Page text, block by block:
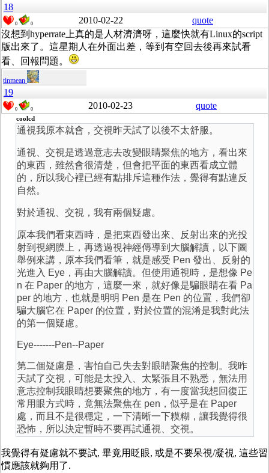
18
0 0 2010-02-22
quote
沒想到hyperrate上真的是人材濟濟呀，這麼快就有Linux的script
版出來了。這星期人在外面出差，等到有空回去後再來試看
看、回報問題。
tinmean
19
0 0 2010-02-23 quote
coolcd
通視我原本就會，交視昨天試了以後不太舒服。
通視、交視是透過意志去改變眼睛聚焦的地方，看出來
的東西，雖然會很清楚，但會把平面的東西看成立體
的，所以我心裡已經有點排斥這種作法，覺得有點違反
自然。
對於通視、交視，我有兩個疑慮。
原本我們看東西時，是把東西發出來、反射出來的光投
射到視網膜上，再透過視神經傳導到大腦解讀，以下圖
舉例來講，原本我們看筆，就是感受 Pen 發出、反射的
光進入 Eye，再由大腦解讀。但使用通視時，是想像 Pe
n 在 Paper 的地方，這麼一來，就好像是騙眼睛在看 Pa
per 的地方，也就是明明 Pen 是在 Pen 的位置，我們卻
騙大腦它在 Paper 的位置，對於位置的混淆是我對此法
的第一個疑慮。
Eye-------Pen--Paper
第二個疑慮是，害怕自己失去對眼睛聚焦的控制。我昨
天試了交視，可能是太投入、太緊張且不熟悉，無法用
意志控制我眼睛想要聚焦的地方，有一度當我想回復正
常用眼方式時，竟無法聚焦在 pen，似乎是在 Paper
處，而且不是很穩定，一下清晰一下糢糊，讓我覺得很
恐怖，所以決定暫時不要再試通視、交視。
我覺得有疑慮就不要試, 畢竟用眨眼, 或是不要呆視/凝視, 這些習
慣應該就夠用了.